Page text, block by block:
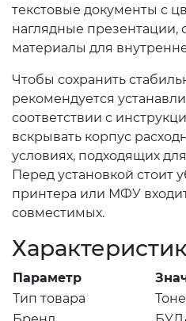
текстовые документы с
наглядные презентации,
материалы для
Чтобы сохранить
рекомендуется
соответствии с
вскрывать корпус
условиях, подходящих
Перед установкой стоит
принтера или МФУ
совместимых.
Параметр
Тип товара